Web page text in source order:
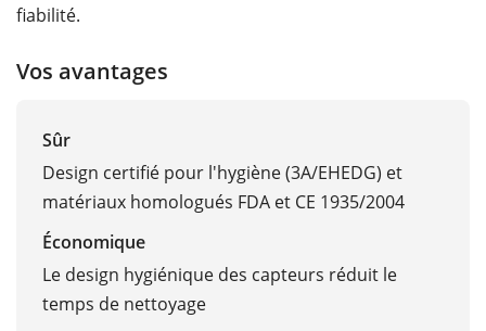
fiabilité.
Vos avantages
Sûr
Design certifié pour l'hygiène (3A/EHEDG) et
matériaux homologués FDA et CE 1935/2004
Économique
Le design hygiénique des capteurs réduit le
temps de nettoyage